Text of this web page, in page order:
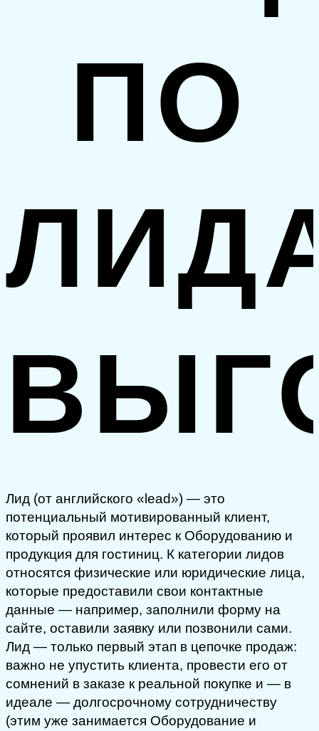
ПО
Лид (от английского «lead») — это
потенциальный мотивированный клиент,
который проявил интерес к Оборудованию и
продукция для гостиниц. К категории лидов
относятся физические или юридические лица,
которые предоставили свои контактные
данные — например, заполнили форму на
сайте, оставили заявку или позвонили сами.
Лид — только первый этап в цепочке продаж:
важно не упустить клиента, провести его от
сомнений в заказе к реальной покупке и — в
идеале — долгосрочному сотрудничеству
(этим уже занимается Оборудование и